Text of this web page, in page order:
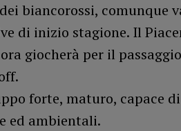
biancorossi, comunque
di inizio stagione. Il
giocherà per il
forte, maturo, capace
ed ambientali.